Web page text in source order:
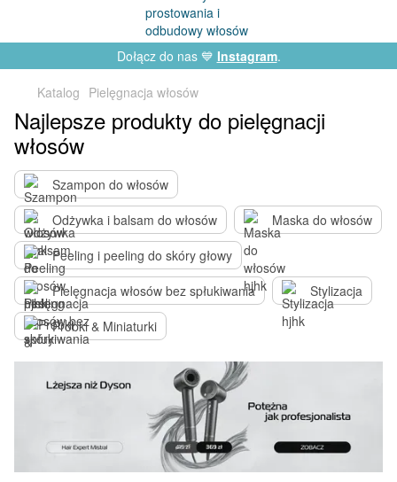
Dołącz do nas 💙 Instagram.
Katalog Pielęgnacja włosów
Najlepsze produkty do pielęgnacji
włosów
Szampon do włosów
Odżywka i balsam do włosów
Maska do włosów
Peeling i peeling do skóry głowy
Pielęgnacja włosów bez spłukiwania
Stylizacja
Próbki & Miniaturki